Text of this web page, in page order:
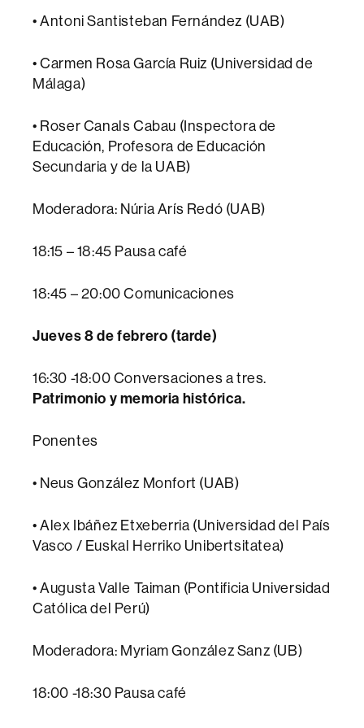
• Antoni Santisteban Fernández (UAB)
• Carmen Rosa García Ruiz (Universidad de
Málaga)
• Roser Canals Cabau (Inspectora de
Educación, Profesora de Educación
Secundaria y de la UAB)
Moderadora: Núria Arís Redó (UAB)
18:15 – 18:45 Pausa café
18:45 – 20:00 Comunicaciones
Jueves 8 de febrero (tarde)
16:30 -18:00 Conversaciones a tres.
Patrimonio y memoria histórica.
Ponentes
• Neus González Monfort (UAB)
• Alex Ibáñez Etxeberria (Universidad del País
Vasco / Euskal Herriko Unibertsitatea)
• Augusta Valle Taiman (Pontificia Universidad
Católica del Perú)
Moderadora: Myriam González Sanz (UB)
18:00 -18:30 Pausa café